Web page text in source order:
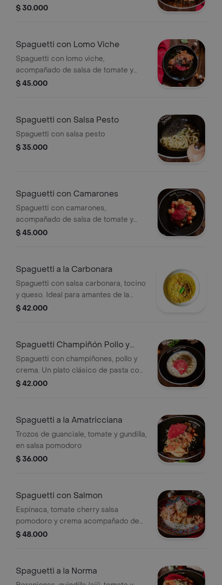
$ 30.000
Spaguetti con Lomo Viche
Spaguetti con lomo viche,
acompañado de salsa de tomate y
queso rallado.
$ 45.000
Spaguetti con Salsa Pesto
Spaguetti con salsa pesto
$ 35.000
Spaguetti con Camarones
Spaguetti con camarones,
acompañado de salsa de tomate y
decorado con hierbas frescas.
$ 45.000
Spaguetti a la Carbonara
Spaguetti con salsa carbonara, tocino
y queso. Ideal para amantes de la
pasta.
$ 42.000
Spaguetti Champiñón Pollo y
Crema
Spaguetti con champiñones, pollo y
crema. Un plato clásico de pasta con
ingredientes frescos.
$ 42.000
Spaguetti a la Amatricciana
Trozos de guanciale, tomate y gundilla,
en salsa pomodoro
$ 36.000
Spaguetti con Salmon
Espinaca, tomate cherry salsa
pomodoro y crema acompañado de
filete de salmon
$ 48.000
Spaguetti a la Norma